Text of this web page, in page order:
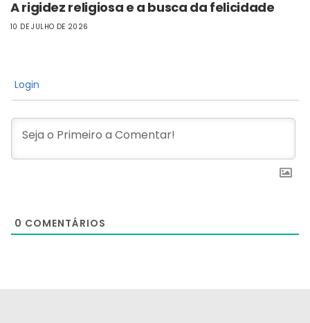
A rigidez religiosa e a busca da felicidade
10 DE JULHO DE 2026
Login
0 COMENTÁRIOS